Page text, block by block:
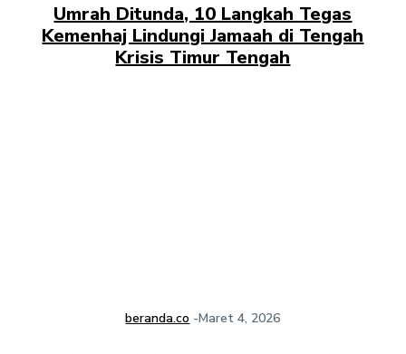
Umrah Ditunda, 10 Langkah Tegas
Kemenhaj Lindungi Jamaah di Tengah
Krisis Timur Tengah
beranda.co -Maret 4, 2026